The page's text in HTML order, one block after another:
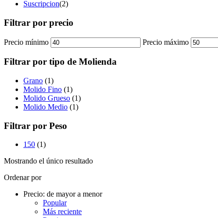
Suscripcion(2)
Filtrar por precio
Precio mínimo Precio máximo
Filtrar por tipo de Molienda
Grano (1)
Molido Fino (1)
Molido Grueso (1)
Molido Medio (1)
Filtrar por Peso
150 (1)
Mostrando el único resultado
Ordenar por
Precio: de mayor a menor
Popular
Más reciente